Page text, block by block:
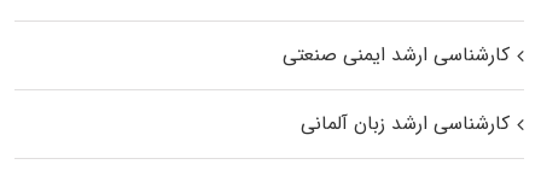
کارشناسی ارشد ایمنی صنعتی
کارشناسی ارشد زبان آلمانی